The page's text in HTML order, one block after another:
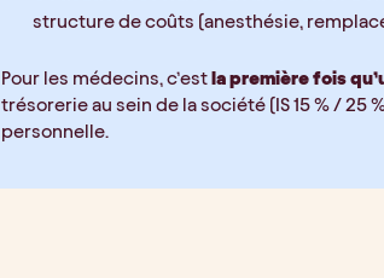
structure de coûts (anesthésie,
Pour les médecins, c’est la première fois
trésorerie au sein de la société (IS 15 % / 25
personnelle.